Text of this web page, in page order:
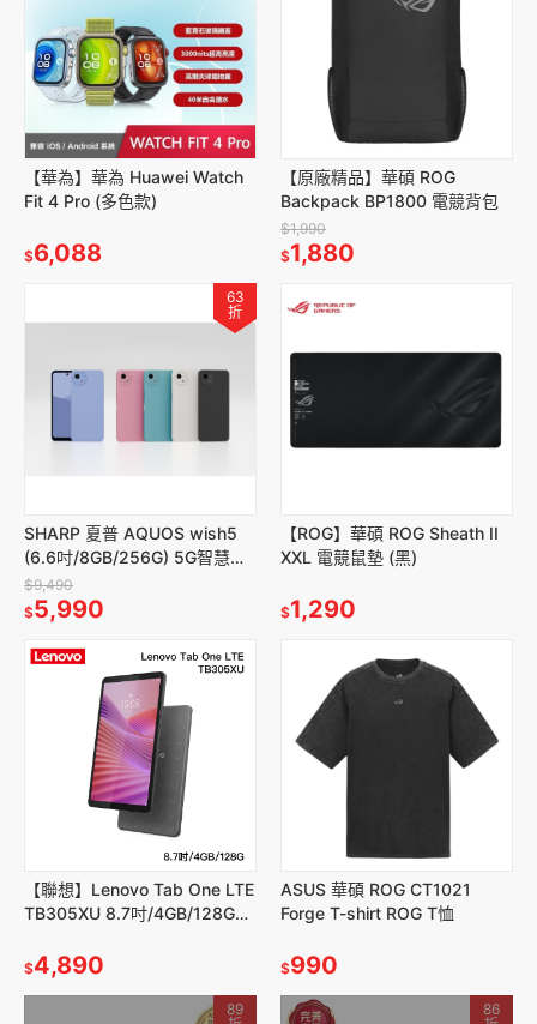
【華為】華為 Huawei Watch
Fit 4 Pro (多色款)
$6,088
【原廠精品】華碩 ROG
Backpack BP1800 電競背包
$1,990
$1,880
63
折
SHARP 夏普 AQUOS wish5
(6.6吋/8GB/256G) 5G智慧手
機
$9,490
$5,990
【ROG】華碩 ROG Sheath II
XXL 電競鼠墊 (黑)
$1,290
【聯想】Lenovo Tab One LTE
TB305XU 8.7吋/4GB/128GB
$4,890
ASUS 華碩 ROG CT1021
Forge T-shirt ROG T恤
$990
89
86